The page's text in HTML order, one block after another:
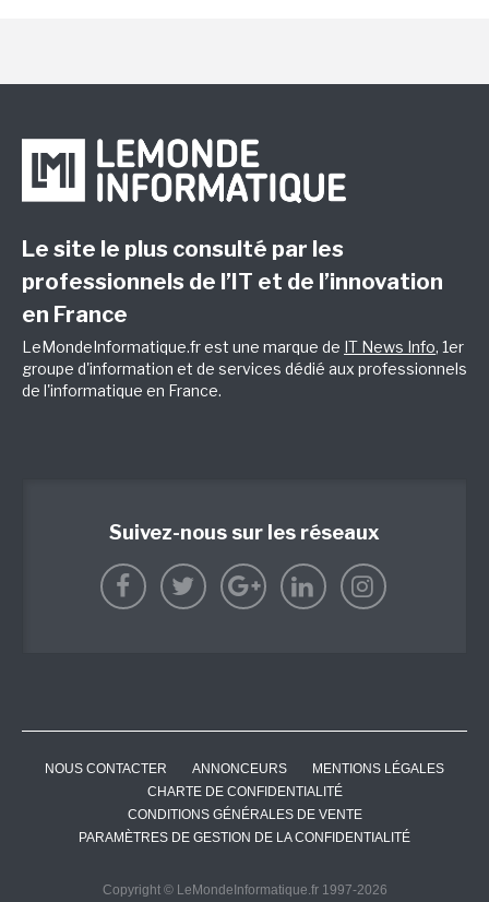
Le site le plus consulté par les
professionnels de l’IT et de l’innovation
en France
LeMondeInformatique.fr est une marque de IT News Info, 1er
groupe d'information et de services dédié aux professionnels
de l'informatique en France.
Suivez-nous sur les réseaux
NOUS CONTACTER ANNONCEURS
MENTIONS LÉGALES
CHARTE DE CONFIDENTIALITÉ
CONDITIONS GÉNÉRALES DE VENTE
PARAMÈTRES DE GESTION DE LA CONFIDENTIALITÉ
Copyright © LeMondeInformatique.fr 1997-2026